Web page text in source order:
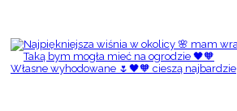
Własne wyhodowane 🌷🖤🧡 cieszą najbardzie